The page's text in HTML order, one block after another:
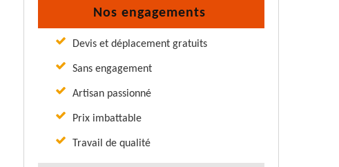
Nos engagements
Devis et déplacement gratuits
Sans engagement
Artisan passionné
Prix imbattable
Travail de qualité